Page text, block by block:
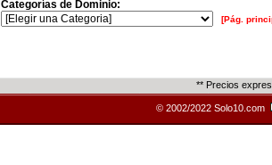
Categorías de Dominio:
[Pág.
** Precios
© 2002/2022 Solo10.com